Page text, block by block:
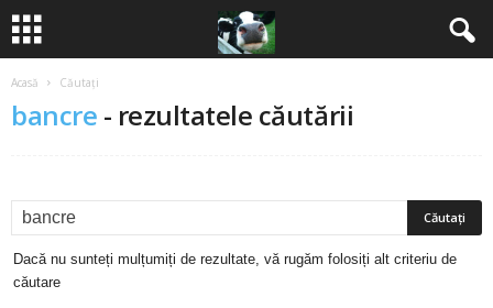
Acasă Căutați
bancre - rezultatele căutării
Dacă nu sunteți mulțumiți de rezultate, vă rugăm folosiți alt criteriu de
căutare